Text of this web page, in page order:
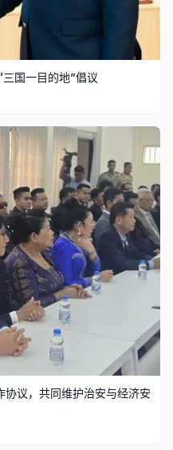
国一目的地”倡议
协议，共同维护治安与经济安